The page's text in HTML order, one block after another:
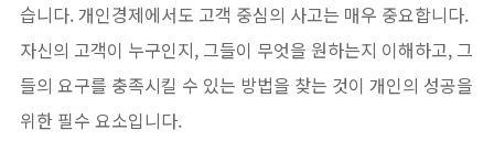
습니다. 개인경제에서도 고객 중심의 사고는 매우 중요합니다.
자신의 고객이 누구인지, 그들이 무엇을 원하는지 이해하고, 그
들의 요구를 충족시킬 수 있는 방법을 찾는 것이 개인의 성공을
위한 필수 요소입니다.